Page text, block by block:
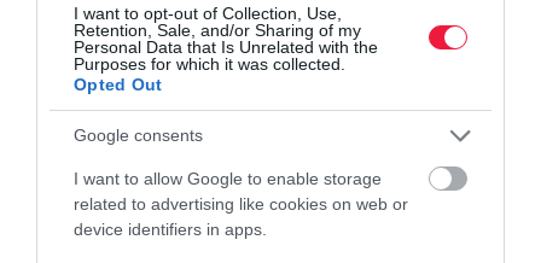
I want to opt-out of Collection, Use,
Retention, Sale, and/or Sharing of my
Personal Data that Is Unrelated with the
Purposes for which it was collected.
Opted Out
Google consents
I want to allow Google to enable storage
related to advertising like cookies on web or
device identifiers in apps.